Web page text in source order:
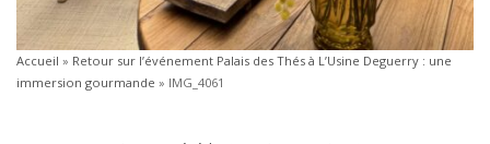
Accueil » Retour sur l’événement Palais des Thés à L’Usine Deguerry : une
immersion gourmande » IMG_4061